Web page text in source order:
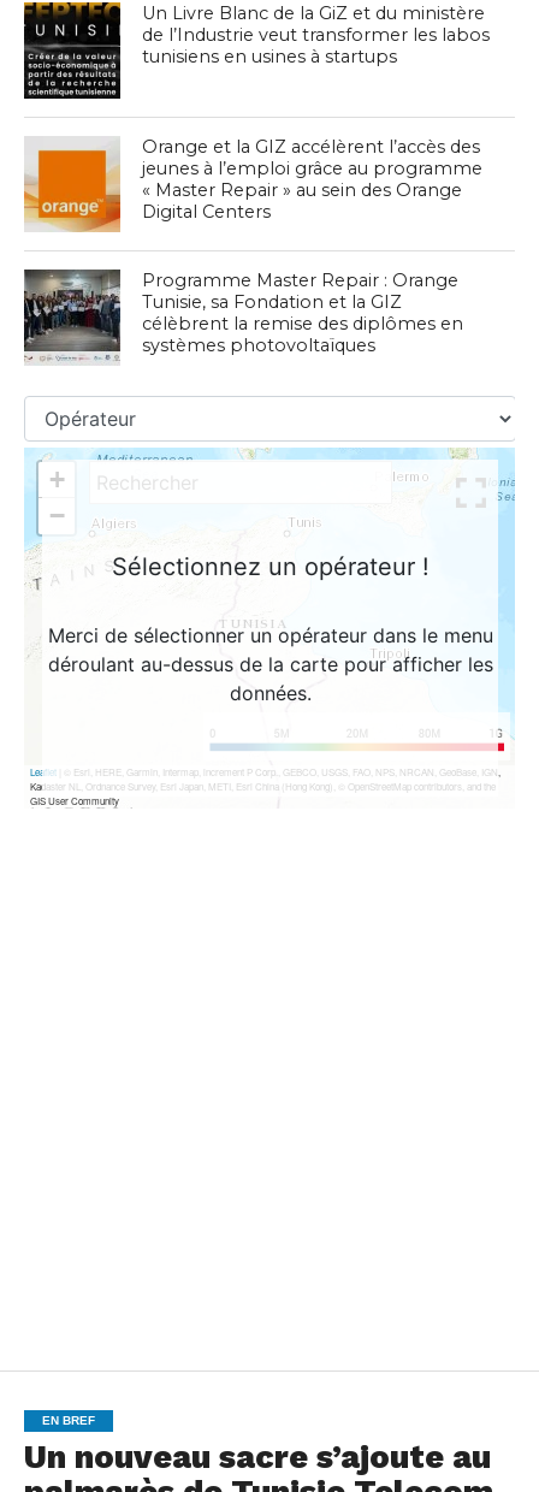
Un Livre Blanc de la GiZ et du ministère
de l’Industrie veut transformer les labos
tunisiens en usines à startups
Orange et la GIZ accélèrent l’accès des
jeunes à l’emploi grâce au programme
« Master Repair » au sein des Orange
Digital Centers
Programme Master Repair : Orange
Tunisie, sa Fondation et la GIZ
célèbrent la remise des diplômes en
systèmes photovoltaïques
EN BREF
Un nouveau sacre s’ajoute au